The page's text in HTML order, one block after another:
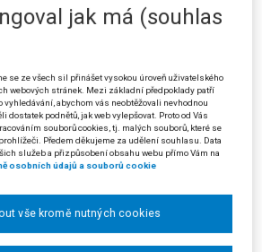
do 14. 4. 2014.
ve svém vyjádření ze dne 14. 4. 2014
ustanovení § 24 odst. 2 zákona o
prostředí, dle kterého se posouzení zahájená
dokončí podle zákona č. 244/1992 Sb.; to
EIA („Environmental Impact Assessment
č. 244/1992 Sb. je nutné vždy dokončit podle
tomto zákoně. Dále Ministerstvo životního
smyslu, že posuzování záměru podle zákona č.
však vztahuje jen na případy, kdy proces EIA
jak má (souhlas
se ze všech sil přinášet vysokou úroveň uživatelského
webových stránek. Mezi základní předpoklady patří
vyhledávání, abychom vás neobtěžovali nevhodnou
dostatek podnětů, jak web vylepšovat. Proto od Vás
souborů cookies, tj. malých souborů, které se
Předem děkujeme za udělení souhlasu. Data
služeb a přizpůsobení obsahu webu přímo Vám na
osobních údajů a souborů cookie
vše kromě nutných cookies